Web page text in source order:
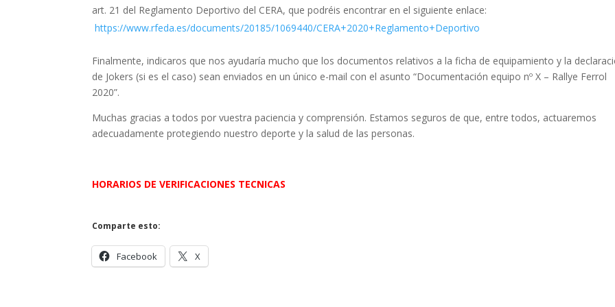
art. 21 del Reglamento Deportivo del CERA, que podréis encontrar en el siguiente enlace:
https://www.rfeda.es/documents/20185/1069440/CERA+2020+Reglamento+Deportivo
Finalmente, indicaros que nos ayudaría mucho que los documentos relativos a la ficha de equipamiento y la
de Jokers (si es el caso) sean enviados en un único e-mail con el asunto “Documentación equipo nº X – Rallye Ferrol
2020”.
Muchas gracias a todos por vuestra paciencia y comprensión. Estamos seguros de que, entre todos, actuaremos
adecuadamente protegiendo nuestro deporte y la salud de las personas.
HORARIOS DE VERIFICACIONES TECNICAS
Comparte esto:
Facebook X